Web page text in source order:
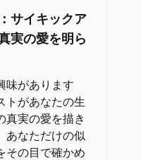
サイキックア
実の愛を明ら
味があります
トがあなたの生
真実の愛を描き
あなただけの似
その目で確かめ